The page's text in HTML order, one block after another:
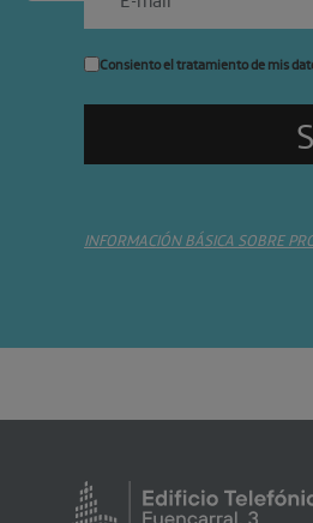
Consiento el tratamiento de mis
INFORMACIÓN BÁSICA SOBRE